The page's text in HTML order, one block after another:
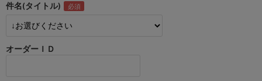
件名(タイトル)
オーダーＩＤ